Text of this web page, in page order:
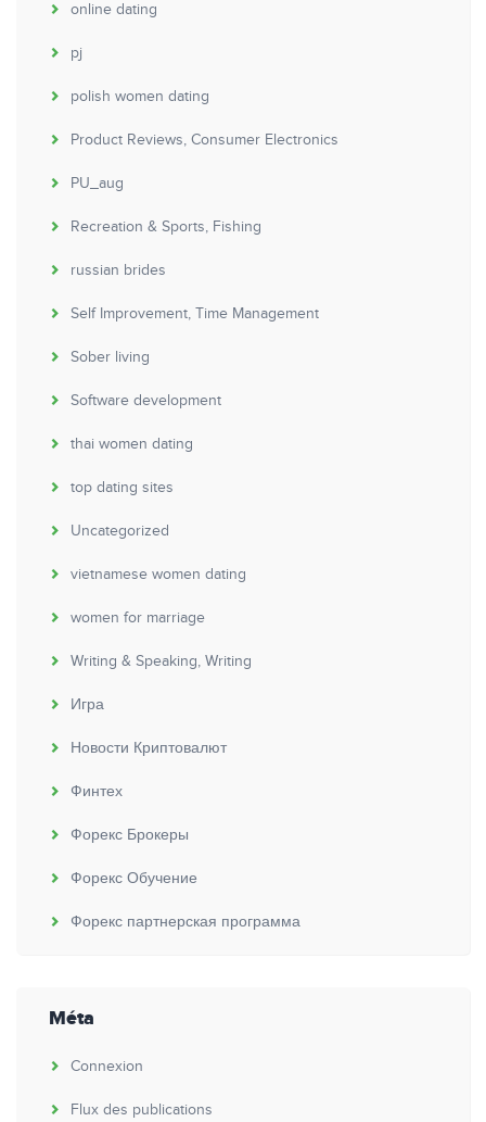
online dating
pj
polish women dating
Product Reviews, Consumer Electronics
PU_aug
Recreation & Sports, Fishing
russian brides
Self Improvement, Time Management
Sober living
Software development
thai women dating
top dating sites
Uncategorized
vietnamese women dating
women for marriage
Writing & Speaking, Writing
Игра
Новости Криптовалют
Финтех
Форекс Брокеры
Форекс Обучение
Форекс партнерская программа
Méta
Connexion
Flux des publications